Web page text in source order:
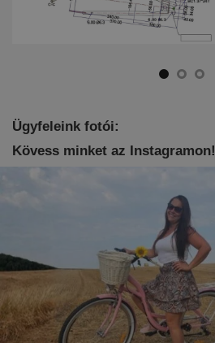
Ügyfeleink fotói:
Kövess minket az Instagramon!